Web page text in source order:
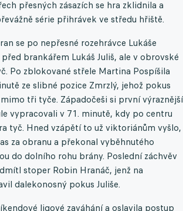
přesných zásazích se hra zklidnila a
série přihrávek ve středu hřiště.
se po nepřesné rozehrávce Lukáše
brankářem Lukáš Juliš, ale v obrovské
Po zblokované střele Martina Pospíšila
ze slibné pozice Zmrzlý, jehož pokus
tři tyče. Západočeši si první výraznější
vypracovali v 71. minutě, kdy po centru
tyč. Hned vzápětí to už viktoriánům vyšlo,
za obranu a překonal vyběhnutého
do dolního rohu brány. Poslední záchvěv
stoper Robin Hranáč, jenž na
dalekonosný pokus Juliše.
ligové zaváhání a oslavila postup